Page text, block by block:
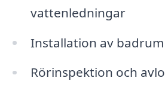
vattenledningar
Installation av
Rörinspektion och